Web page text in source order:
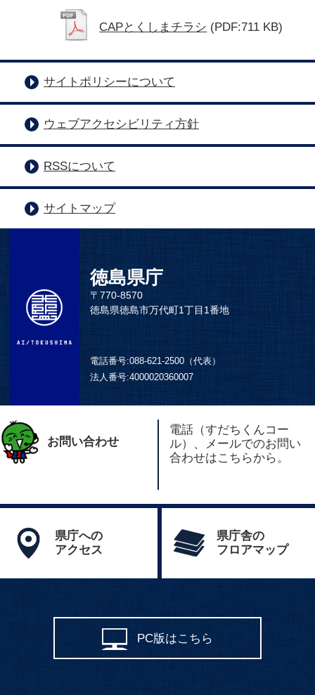
CAPとくしまチラシ (PDF:711 KB)
サイトポリシーについて
ウェブアクセシビリティ方針
RSSについて
サイトマップ
徳島県庁
〒770-8570
徳島県徳島市万代町1丁目1番地
電話番号:088-621-2500（代表）
法人番号:4000020360007
お問い合わせ
電話（すだちくんコー
ル）、メールでのお問い
合わせはこちらから。
県庁への
アクセス
県庁舎の
フロアマップ
PC版はこちら